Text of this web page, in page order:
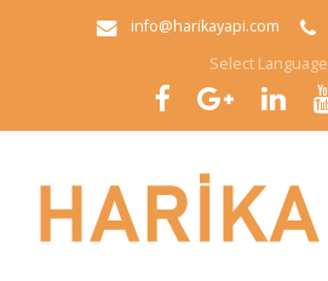
info@harikayapi.com
Select Language